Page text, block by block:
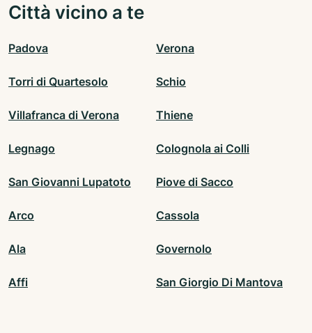
Città vicino a te
Padova Verona
Torri di Quartesolo Schio
Villafranca di Verona Thiene
Legnago Colognola ai Colli
San Giovanni Lupatoto Piove di Sacco
Arco Cassola
Ala Governolo
Affi San Giorgio Di Mantova